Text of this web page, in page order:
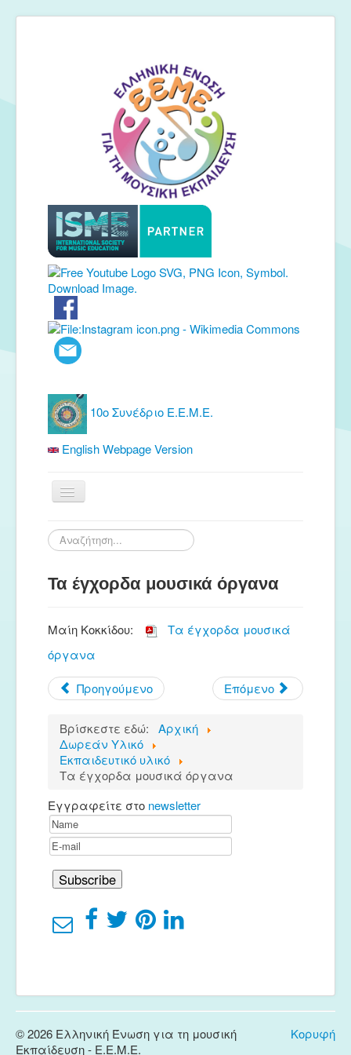
10ο Συνέδριο Ε.Ε.Μ.Ε.
English Webpage Version
Αρχική
Δωρεάν Υλικό
Ενημέρωση
Συνέδρια
Θερινή συνάντηση
Ευτέρπη
Musapps
Αναζήτηση...
Τα έγχορδα μουσικά όργανα
Μαίη Κοκκίδου:
Τα έγχορδα μουσικά
όργανα
Προηγούμενο Επόμενο
Βρίσκεστε εδώ:
Αρχική
Δωρεάν Υλικό
Εκπαιδευτικό υλικό
Τα έγχορδα μουσικά όργανα
Εγγραφείτε στο newsletter
Κορυφή
© 2026 Ελληνική Ένωση για τη μουσική
Εκπαίδευση - E.E.M.E.